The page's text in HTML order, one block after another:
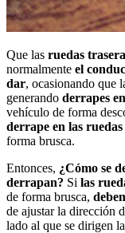
Que las ruedas
normalmente el
dar, ocasionando que
generando derrapes
vehículo de forma
derrape en las
forma brusca.
Entonces, ¿Cómo se
derrapan? Si las
de forma brusca,
de ajustar la dirección
lado al que se dirigen